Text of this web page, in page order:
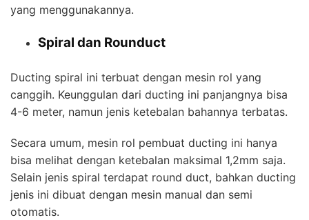
yang menggunakannya.
Spiral dan Rounduct
Ducting spiral ini terbuat dengan mesin rol yang
canggih. Keunggulan dari ducting ini panjangnya bisa
4-6 meter, namun jenis ketebalan bahannya terbatas.
Secara umum, mesin rol pembuat ducting ini hanya
bisa melihat dengan ketebalan maksimal 1,2mm saja.
Selain jenis spiral terdapat round duct, bahkan ducting
jenis ini dibuat dengan mesin manual dan semi
otomatis.